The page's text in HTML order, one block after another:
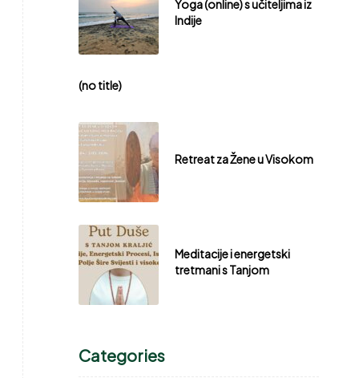
Yoga (online) s učiteljima iz
Indije
(no title)
Retreat za Žene u Visokom
Meditacije i energetski
tretmani s Tanjom
Categories